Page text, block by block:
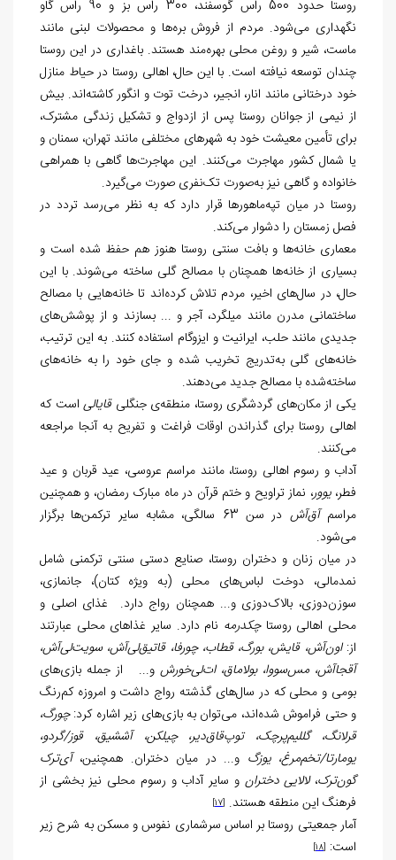
روستا حدود 500 راس گوسفند، 300 راس بز و 90 راس گاو
نگهداری می‌شود. مردم از فروش بره‌ها و محصولات لبنی مانند
ماست، شیر و روغن محلی بهره‌مند هستند. باغداری در این روستا
چندان توسعه نیافته است. با این حال، اهالی روستا در حیاط منازل
خود درختانی مانند انار، انجیر، درخت توت و انگور کاشته‌اند. بیش
از نیمی از جوانان روستا پس از ازدواج و تشکیل زندگی مشترک،
برای تأمین معیشت خود به شهرهای مختلفی مانند تهران، سمنان و
یا شمال کشور مهاجرت می‌کنند. این مهاجرت‌ها گاهی با همراهی
خانواده و گاهی نیز به‌صورت تک‌نفری صورت می‌گیرد.
روستا در میان تپه‌ماهورها قرار دارد که به نظر می‌رسد تردد در
فصل زمستان را دشوار می‌کند.
معماری خانه‌ها و بافت سنتی روستا هنوز هم حفظ شده است و
بسیاری از خانه‌ها همچنان با مصالح گلی ساخته می‌شوند. با این
حال، در سال‌های اخیر، مردم تلاش کرده‌اند تا خانه‌هایی با مصالح
ساختمانی مدرن مانند میلگرد، آجر و ... بسازند و از پوشش‌های
جدیدی مانند حلب، ایرانیت و ایزوگام استفاده کنند. به این ترتیب،
خانه‌های گلی به‌تدریج تخریب شده و جای خود را به خانه‌های
ساخته‌شده با مصالح جدید می‌دهند.
یکی از مکان‌های گردشگری روستا، منطقه‌ی جنگلیقایالیاست که
اهالی روستا برای گذراندن اوقات فراغت و تفریح به آنجا مراجعه
می‌کنند.
آداب و رسوم اهالی روستا، مانند مراسم عروسی، عید قربان و عید
فطر،یوور، نماز تراویح و ختم قرآن در ماه مبارک رمضان، و همچنین
مراسمآق‌آش
در سن 63 سالگی، مشابه سایر ترکمن‌ها برگزار
می‌شود.
در میان زنان و دختران روستا، صنایع دستی سنتی ترکمنی شامل
نمدمالی، دوخت لباس‌های محلی (به ویژه کتان)، جانمازی،
سوزن‌دوزی، بالاک‌دوزی و... همچنان رواج دارد. غذای اصلی و
محلی اهالی روستاچکدرمه نام دارد. سایر غذاهای محلی عبارتند
از:اون‌آش، قایش، بورگ، قطاب، چورفا، قاتیق‌لی‌آش، سویت‌لی‌آش،
آقجاآش، مس‌سووا، بولاماق، ات‌لی‌خورش و... از جمله بازی‌های
بومی و محلی که در سال‌های گذشته رواج داشت و امروزه کم‌رنگ
و حتی فراموش شده‌اند، می‌توان به بازی‌های زیر اشاره کرد:چورگ،
قرلانگ، گللیم‌پرچک، توپ‌قاق‌دیر، چیلکن، آششیق، قوز/گردو،
یومارتا/تخم‌مرغ، یوزگ و... در میان دختران. همچنین،آی‌ترک
گون‌ترک،لالایی دختران و سایر آداب و رسوم محلی نیز بخشی از
فرهنگ این منطقه هستند. [17]
آمار جمعیتی روستا بر اساس سرشماری نفوس و مسکن به شرح زیر
است: [18]